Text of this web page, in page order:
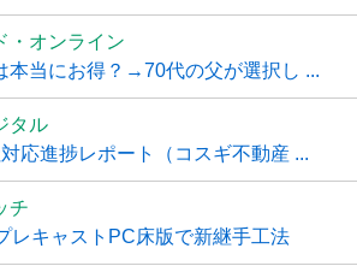
・オンライン
本当にお得？→70代の父が選択し ...
タル
応進捗レポート（コスギ不動産 ...
チ
キャストPC床版で新継手工法